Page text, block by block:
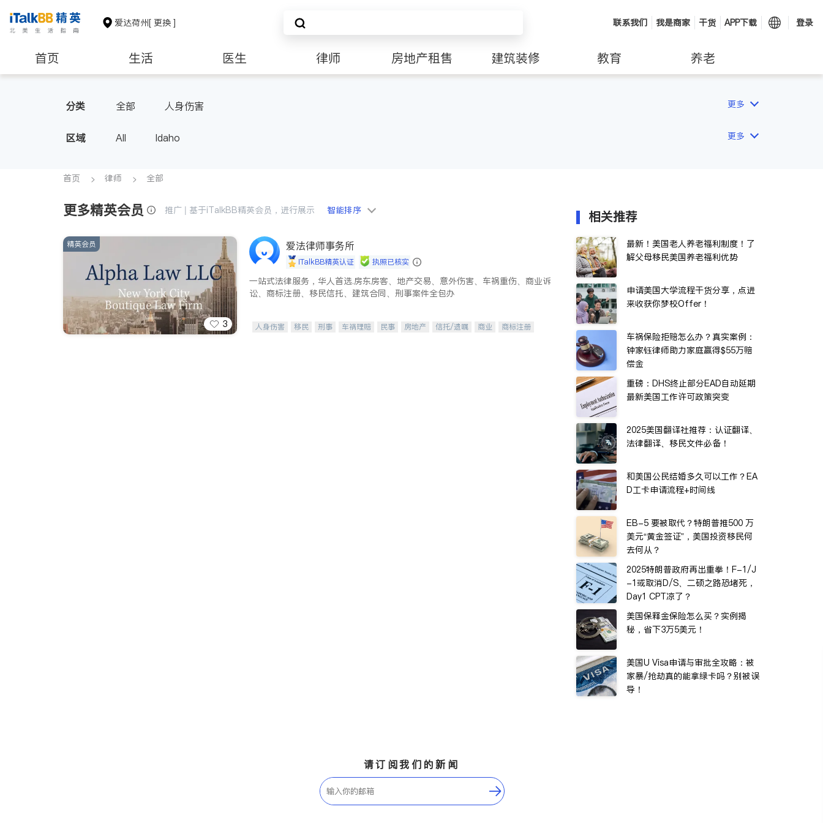
爱达荷州[ 更换 ] 联系我们 我是商家 干货 APP下载 登录
首页 生活 医生 律师 房地产租售 建筑装修 教育 养老
分类 全部 人身伤害 更多
区域 All Idaho 更多
首页 律师 全部
更多精英会员 推广 | 基于iTalkBB精英会员，进行展示 智能排序
3
精英会员 爱法律师事务所
iTalkBB精英认证 执照已核实
一站式法律服务，华人首选.房东房客、地产交易、意外伤害、车祸重伤、商业诉
讼、商标注册、移民信托、建筑合同、刑事案件全包办
人身伤害 移民 刑事 车祸理赔 民事 房地产 信托/遗嘱 商业
商标注册
相关推荐
最新！美国老人养老福利制度！了
解父母移民美国养老福利优势
申请美国大学流程干货分享，点进
来收获你梦校Offer！
车祸保险拒赔怎么办？真实案例：
钟家钰律师助力家庭赢得$55万赔
偿金
重磅：DHS终止部分EAD自动延期
最新美国工作许可政策突变
2025美国翻译社推荐：认证翻译、
法律翻译、移民文件必备！
和美国公民结婚多久可以工作？EA
D工卡申请流程+时间线
EB-5 要被取代？特朗普推500 万
美元“黄金签证”，美国投资移民何
去何从？
2025特朗普政府再出重拳！F-1/J
-1或取消D/S、二硕之路恐堵死，
Day1 CPT凉了？
美国保释金保险怎么买？实例揭
秘，省下3万5美元！
美国U Visa申请与审批全攻略：被
家暴/抢劫真的能拿绿卡吗？别被误
导！
请订阅我们的新闻